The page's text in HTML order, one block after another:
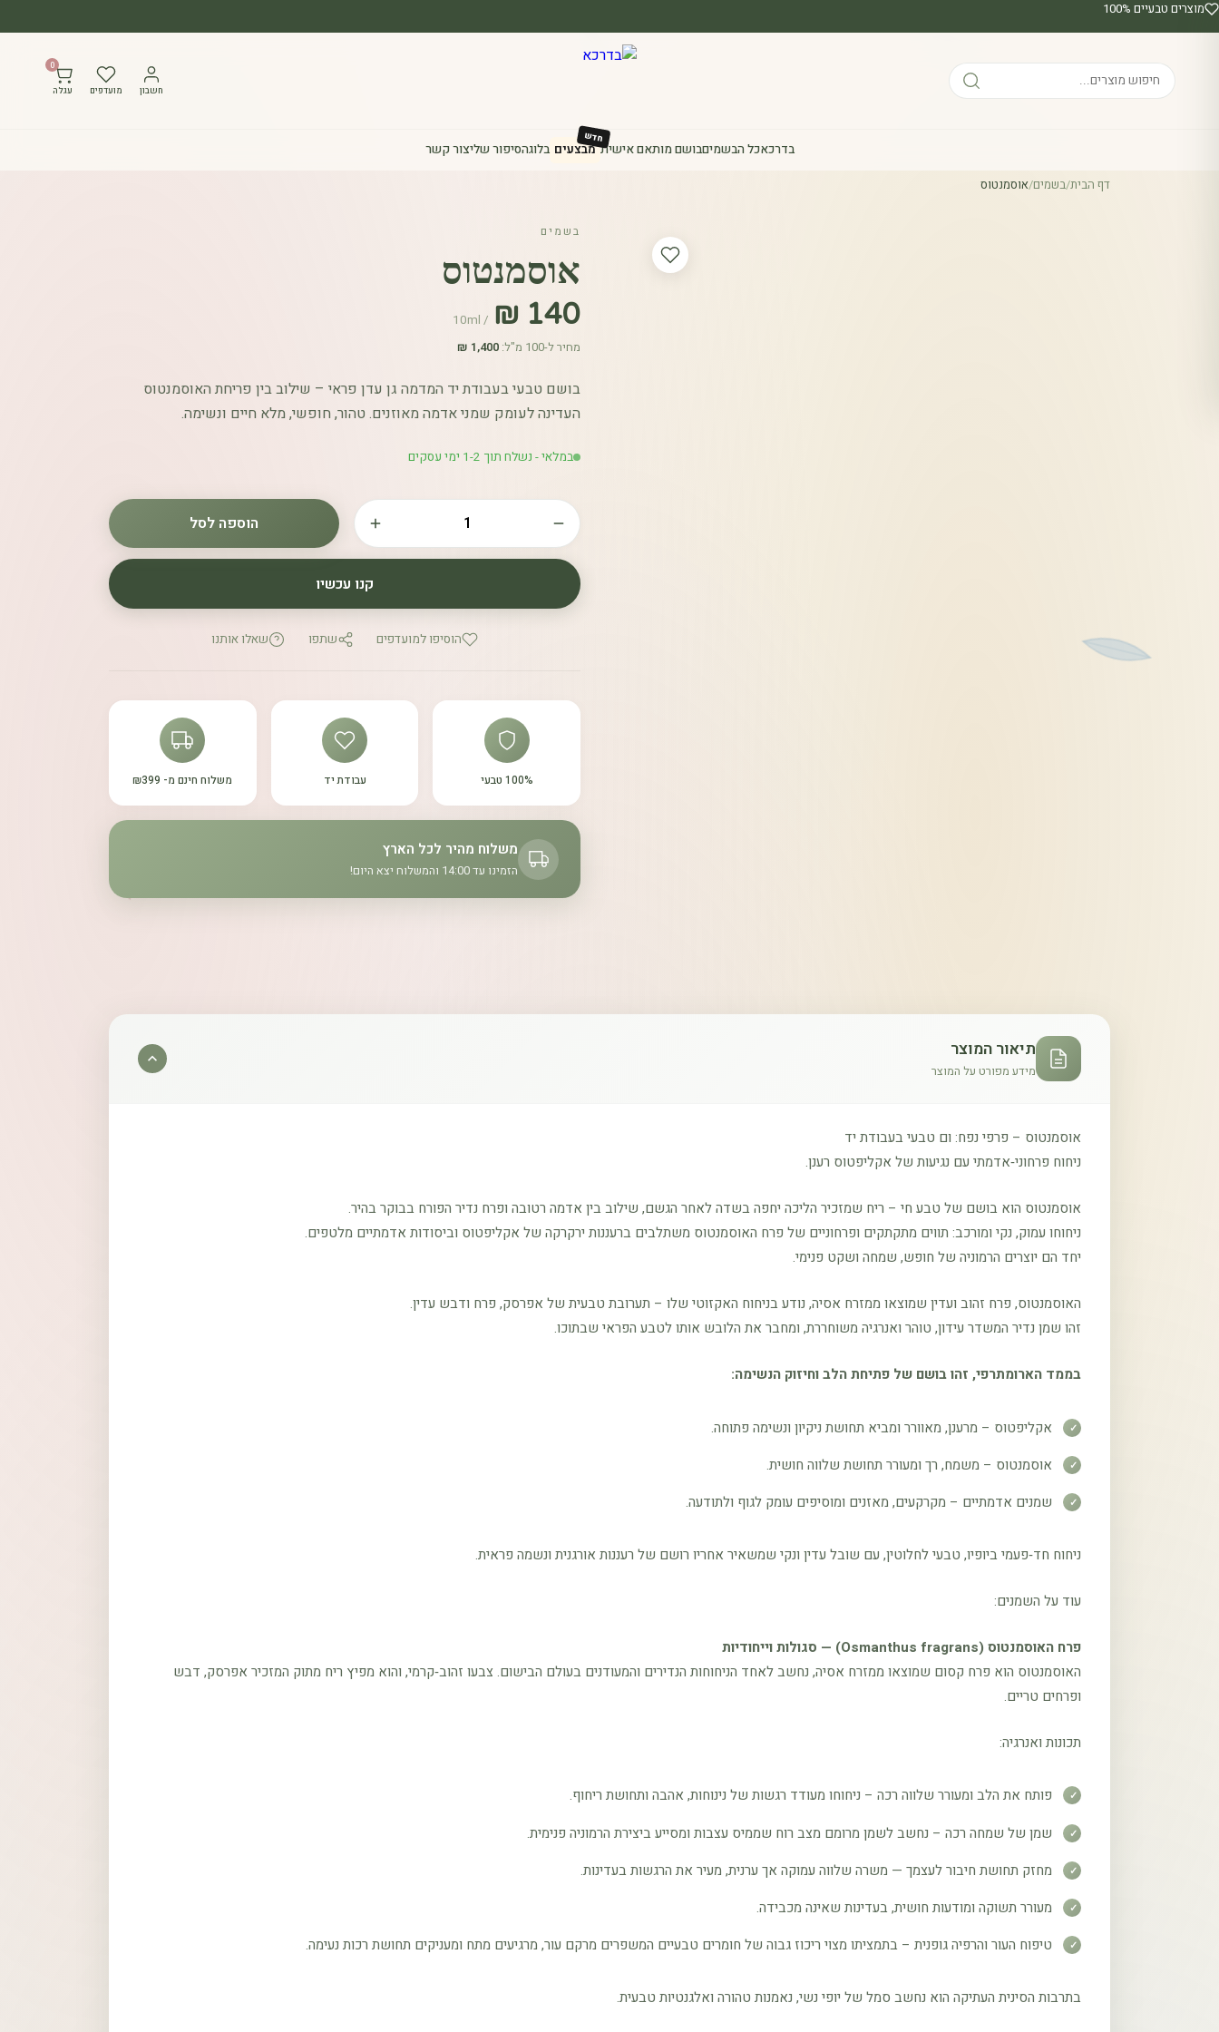
מוצרים טבעיים 100%
חשבון מועדפים עגלה
0
בדרכאכל הבשמיםבושם מותאם אישית מבצעים בלוגהסיפור שליצור קשר
דף הבית/בשמים/אוסמנטוס
בשמים
אוסמנטוס
140
₪
/ 10ml
מחיר ל-100 מ"ל: 1,400
₪
בושם טבעי בעבודת יד המדמה גן עדן פראי – שילוב בין פריחת האוסמנטוס
העדינה לעומק שמני אדמה מאוזנים. טהור, חופשי, מלא חיים ונשימה.
במלאי - נשלח תוך 1-2 ימי עסקים
הוספה לסל
קנו עכשיו
הוסיפו למועדפים שתפו שאלו אותנו
100% טבעי עבודת יד משלוח חינם מ- ₪399
משלוח מהיר לכל הארץ
הזמינו עד 14:00 והמשלוח יצא היום!
תיאור המוצר
מידע מפורט על המוצר
אוסמנטוס – פרפי נפח: ום טבעי בעבודת יד
ניחוח פרחוני‑אדמתי עם נגיעות של אקליפטוס רענן.
אוסמנטוס הוא בושם של טבע חי – ריח שמזכיר הליכה יחפה בשדה לאחר הגשם, שילוב בין אדמה רטובה ופרח נדיר הפורח בבוקר בהיר.
ניחוחו עמוק, נקי ומורכב: תווים מתקתקים ופרחוניים של פרח האוסמנטוס משתלבים ברעננות ירקרקה של אקליפטוס וביסודות אדמתיים מלטפים.
יחד הם יוצרים הרמוניה של חופש, שמחה ושקט פנימי.
האוסמנטוס, פרח זהוב ועדין שמוצאו ממזרח אסיה, נודע בניחוח האקזוטי שלו – תערובת טבעית של אפרסק, פרח ודבש עדין.
זהו שמן נדיר המשדר עידון, טוהר ואנרגיה משוחררת, ומחבר את הלובש אותו לטבע הפראי שבתוכו.
בממד הארומתרפי, זהו בושם של פתיחת הלב וחיזוק הנשימה:
אקליפטוס – מרענן, מאוורר ומביא תחושת ניקיון ונשימה פתוחה.
אוסמנטוס – משמח, רך ומעורר תחושת שלווה חושית.
שמנים אדמתיים – מקרקעים, מאזנים ומוסיפים עומק לגוף ולתודעה.
ניחוח חד‑פעמי ביופיו, טבעי לחלוטין, עם שובל עדין ונקי שמשאיר אחריו רושם של רעננות אורגנית ונשמה פראית.
עוד על השמנים:
פרח האוסמנטוס (Osmanthus fragrans) — סגולות וייחודיות
האוסמנטוס הוא פרח קסום שמוצאו ממזרח אסיה, נחשב לאחד הניחוחות הנדירים והמעודנים בעולם הבישום. צבעו זהוב‑קרמי, והוא מפיץ ריח מתוק המזכיר אפרסק, דבש
ופרחים טריים.
תכונות ואנרגיה:
פותח את הלב ומעורר שלווה רכה – ניחוחו מעודד רגשות של נינוחות, אהבה ותחושת ריחוף.
שמן של שמחה רכה – נחשב לשמן מרומם מצב רוח שממיס עצבות ומסייע ביצירת הרמוניה פנימית.
מחזק תחושת חיבור לעצמך — משרה שלווה עמוקה אך ערנית, מעיר את הרגשות בעדינות.
מעורר תשוקה ומודעות חושית, בעדינות שאינה מכבידה.
טיפוח העור והרפיה גופנית – בתמציתו מצוי ריכוז גבוה של חומרים טבעיים המשפרים מרקם עור, מרגיעים מתח ומעניקים תחושת רכות נעימה.
בתרבות הסינית העתיקה הוא נחשב סמל של יופי נשי, נאמנות טהורה ואלגנטיות טבעית.